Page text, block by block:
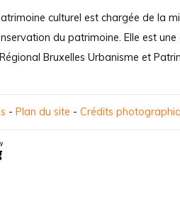
culturel est chargée de la
du patrimoine. Elle est
Bruxelles Urbanisme et
- Plan du site - Crédits